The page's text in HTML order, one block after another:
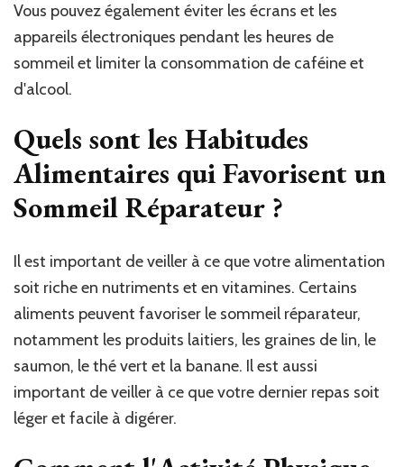
Vous pouvez également éviter les écrans et les
appareils électroniques pendant les heures de
sommeil et limiter la consommation de caféine et
d'alcool.
Quels sont les Habitudes
Alimentaires qui Favorisent un
Sommeil Réparateur ?
Il est important de veiller à ce que votre alimentation
soit riche en nutriments et en vitamines. Certains
aliments peuvent favoriser le sommeil réparateur,
notamment les produits laitiers, les graines de lin, le
saumon, le thé vert et la banane. Il est aussi
important de veiller à ce que votre dernier repas soit
léger et facile à digérer.